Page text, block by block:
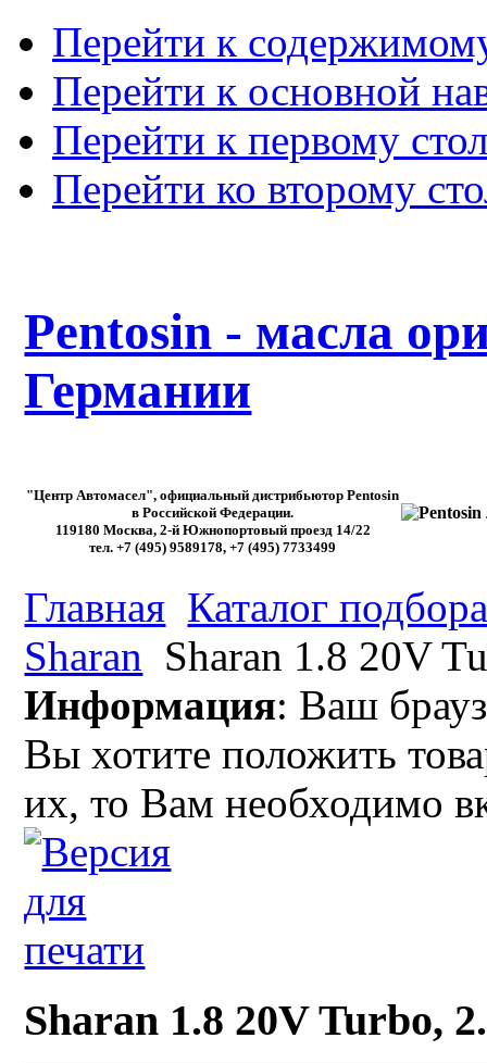
Перейти к
Перейти к основной
Перейти к первому
Перейти ко второму
Pentosin - масла
Германии
"Центр Автомасел", официальный дистрибьютор Pentosin
в Российской Федерации.
119180 Москва, 2-й Южнопортовый проезд 14/22
тел. +7 (495) 9589178, +7 (495) 7733499
Главная Каталог
Sharan Sharan 1.8 20V
Информация: Ваш
Вы хотите положить
их, то Вам необходимо
Sharan 1.8 20V Turbo,